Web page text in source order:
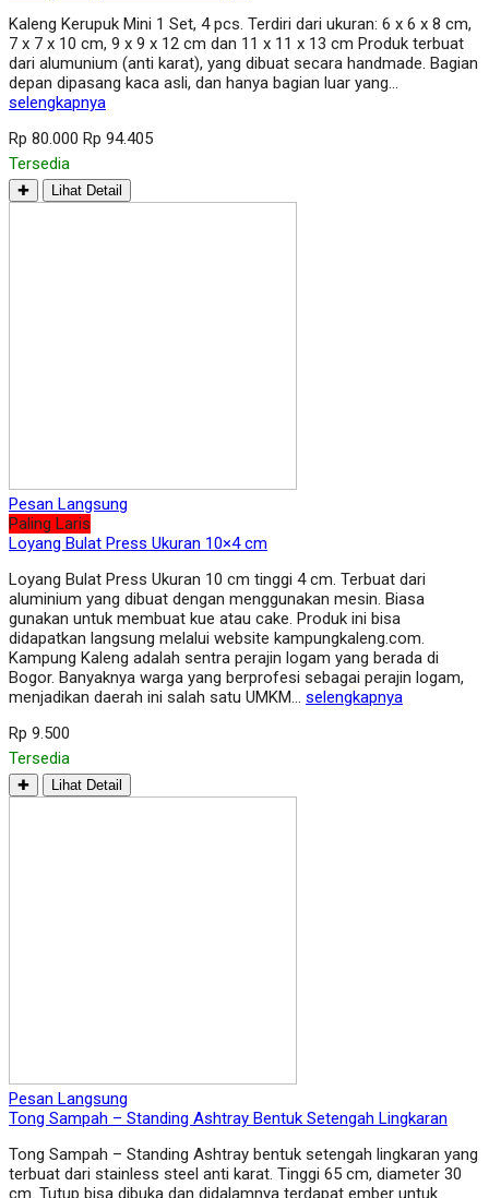
Kaleng Kerupuk Mini 1 Set, 4 pcs. Terdiri dari ukuran: 6 x 6 x 8 cm,
7 x 7 x 10 cm, 9 x 9 x 12 cm dan 11 x 11 x 13 cm Produk terbuat
dari alumunium (anti karat), yang dibuat secara handmade. Bagian
depan dipasang kaca asli, dan hanya bagian luar yang…
selengkapnya
Rp 80.000 Rp 94.405
Tersedia
✚ Lihat Detail
Pesan Langsung
Paling Laris
Loyang Bulat Press Ukuran 10×4 cm
Loyang Bulat Press Ukuran 10 cm tinggi 4 cm. Terbuat dari
aluminium yang dibuat dengan menggunakan mesin. Biasa
gunakan untuk membuat kue atau cake. Produk ini bisa
didapatkan langsung melalui website kampungkaleng.com.
Kampung Kaleng adalah sentra perajin logam yang berada di
Bogor. Banyaknya warga yang berprofesi sebagai perajin logam,
menjadikan daerah ini salah satu UMKM… selengkapnya
Rp 9.500
Tersedia
✚ Lihat Detail
Pesan Langsung
Tong Sampah – Standing Ashtray Bentuk Setengah Lingkaran
Tong Sampah – Standing Ashtray bentuk setengah lingkaran yang
terbuat dari stainless steel anti karat. Tinggi 65 cm, diameter 30
cm. Tutup bisa dibuka dan didalamnya terdapat ember untuk